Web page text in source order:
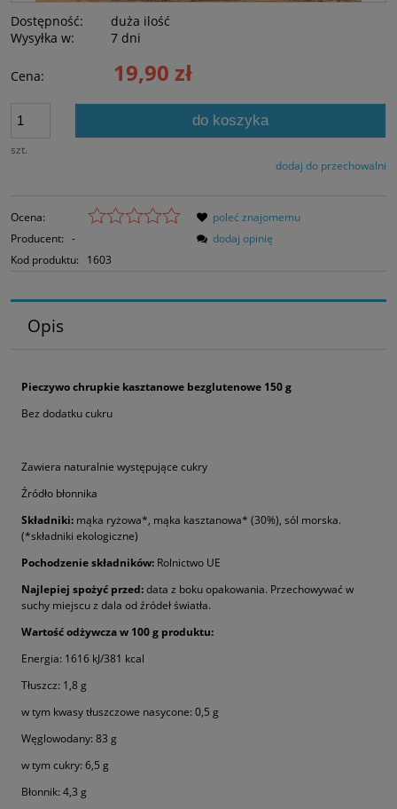
Dostępność:
duża ilość
Wysyłka w:
7 dni
Cena: 19,90 zł
szt.
do koszyka
dodaj do przechowalni
Ocena:
Producent: -
Kod produktu:
1603
poleć znajomemu
dodaj opinię
Opis
Pieczywo chrupkie kasztanowe bezglutenowe 150 g
Bez dodatku cukru
Zawiera naturalnie występujące cukry
Źródło błonnika
Składniki: mąka ryżowa*, mąka kasztanowa* (30%), sól morska.
(*składniki ekologiczne)
Pochodzenie składników: Rolnictwo UE
Najlepiej spożyć przed:data z boku opakowania. Przechowywać w
suchy miejscu z dala od źródeł światła.
Wartość odżywcza w 100 g produktu:
Energia: 1616 kJ/381 kcal
Tłuszcz: 1,8 g
w tym kwasy tłuszczowe nasycone: 0,5 g
Węglowodany: 83 g
w tym cukry: 6,5 g
Błonnik: 4,3 g